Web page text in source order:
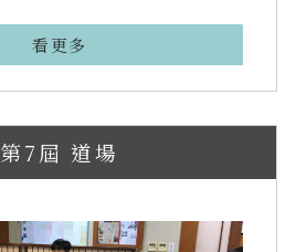
看更多
第7屆 道場